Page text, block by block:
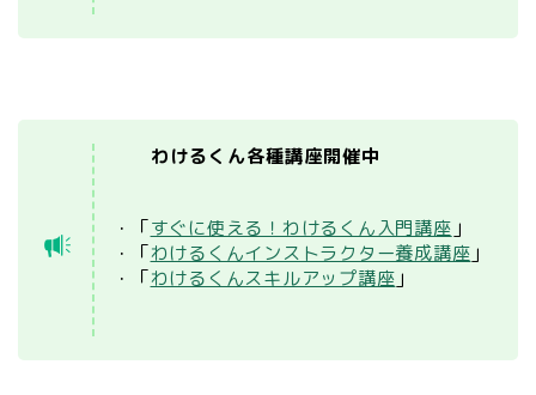
わけるくん各種講座開催中
・「すぐに使える！わけるくん入門講座 」
・「わけるくんインストラクター養成講座 」
・「わけるくんスキルアップ講座 」